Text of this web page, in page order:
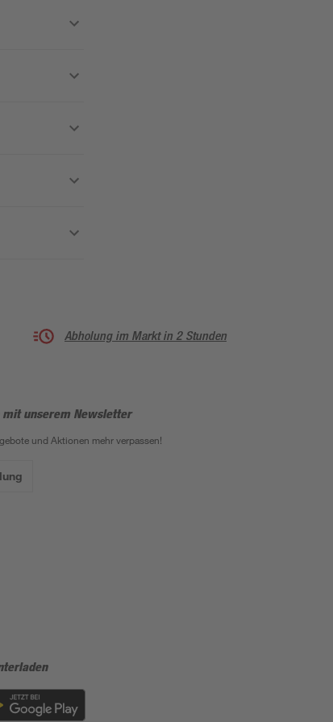
Abholung im Markt in 2 Stunden
unserem Newsletter
und Aktionen mehr verpassen!